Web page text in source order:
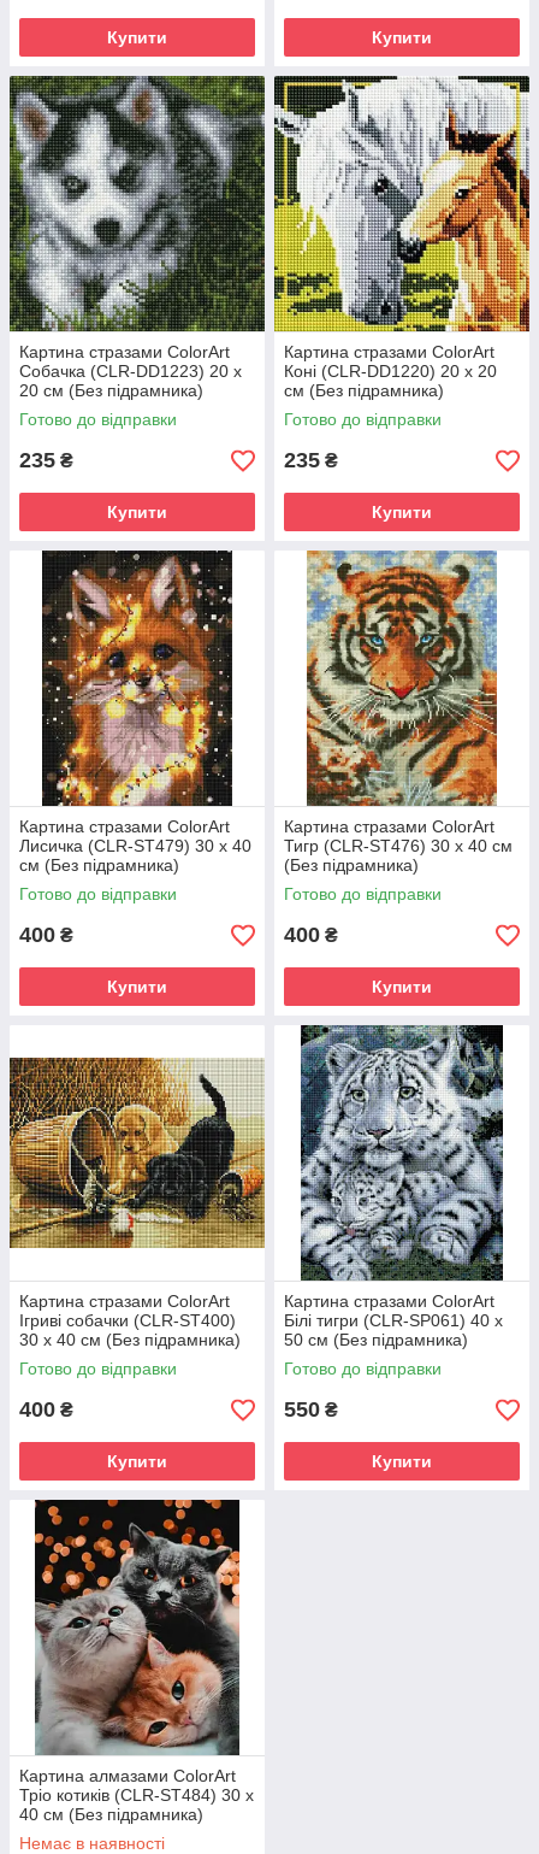
Купити Купити
Картина стразами ColorArt
Собачка (CLR-DD1223) 20 х
20 см (Без підрамника)
Готово до відправки
235 ₴
Купити
Картина стразами ColorArt
Коні (CLR-DD1220) 20 х 20
см (Без підрамника)
Готово до відправки
235 ₴
Купити
Картина стразами ColorArt
Лисичка (CLR-ST479) 30 х 40
см (Без підрамника)
Готово до відправки
400 ₴
Купити
Картина стразами ColorArt
Тигр (CLR-ST476) 30 х 40 см
(Без підрамника)
Готово до відправки
400 ₴
Купити
Картина стразами ColorArt
Ігриві собачки (CLR-ST400)
30 х 40 см (Без підрамника)
Готово до відправки
400 ₴
Купити
Картина стразами ColorArt
Білі тигри (CLR-SP061) 40 х
50 см (Без підрамника)
Готово до відправки
550 ₴
Купити
Картина алмазами ColorArt
Тріо котиків (CLR-ST484) 30 х
40 см (Без підрамника)
Немає в наявності